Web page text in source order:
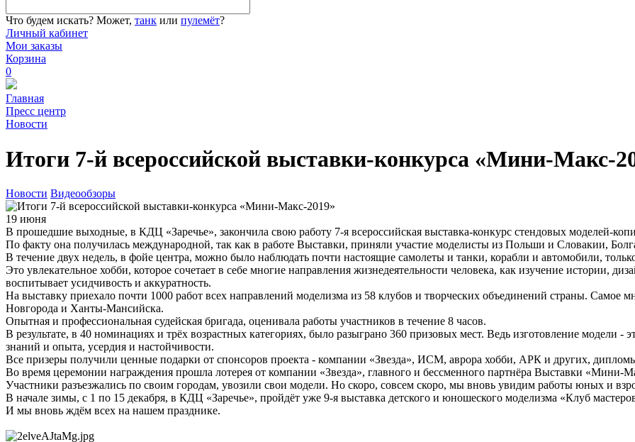
Что будем искать? Может, танк или пулемёт?
Личный кабинет
Мои заказы
Корзина
0
Главная
Пресс центр
Новости
Итоги 7-й всероссийской выставки-конкурса «Мини-Макс-
Новости Видеообзоры
19 июня
В прошедшие выходные, в КДЦ «Заречье», закончила свою работу 7-я всероссийская выставка-конкурс стендовых моделей-
По факту она получилась международной, так как в работе Выставки, приняли участие моделисты из Польши и Словакии,
В течение двух недель, в фойе центра, можно было наблюдать почти настоящие самолеты и танки, корабли и автомобили,
Это увлекательное хобби, которое сочетает в себе многие направления жизнедеятельности человека, как изучение истории,
воспитывает усидчивость и аккуратность.
На выставку приехало почти 1000 работ всех направлений моделизма из 58 клубов и творческих объединений страны. Самое
Новгорода и Ханты-Мансийска.
Опытная и профессиональная судейская бригада, оценивала работы участников в течение 8 часов.
В результате, в 40 номинациях и трёх возрастных категориях, было разыграно 360 призовых мест. Ведь изготовление модели -
знаний и опыта, усердия и настойчивости.
Все призеры получили ценные подарки от спонсоров проекта - компании «Звезда», ИСМ, аврора хобби, АРК и других,
Во время церемонии награждения прошла лотерея от компании «Звезда», главного и бессменного партнёра Выставки «Мини-
Участники разъезжались по своим городам, увозили свои модели. Но скоро, совсем скоро, мы вновь увидим работы юных и
В начале зимы, с 1 по 15 декабря, в КДЦ «Заречье», пройдёт уже 9-я выставка детского и юношеского моделизма «Клуб
И мы вновь ждём всех на нашем празднике.